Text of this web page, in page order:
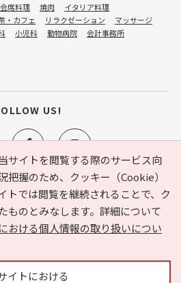
サイトを閲覧する際のサービス向
把握のため、クッキー（Cookie）
トでは閲覧を継続されることで、ク
ものとみなします。詳細について
おける個人情報の取り扱いについ
イトにおける
は？ お気に入り
ヘルプ
取り扱いについて
運営会社
告掲載に関するお問い合わせ
席料理 焼肉
イタリア料理
・カフェ リラクゼーション
マッサージ
小児科 動物病院
会計事務所
US!